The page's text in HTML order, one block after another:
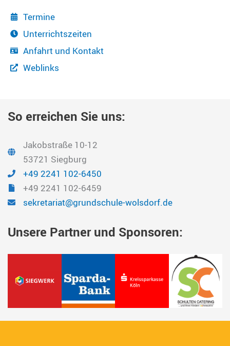
Termine
Unterrichtszeiten
Anfahrt und Kontakt
Weblinks
So erreichen Sie uns:
Jakobstraße 10-12
53721 Siegburg
+49 2241 102-6450
+49 2241 102-6459
sekretariat@grundschule-wolsdorf.de
Unsere Partner und Sponsoren: